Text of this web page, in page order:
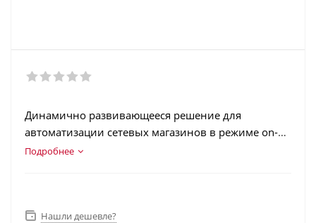
Динамично развивающееся решение для
автоматизации сетевых магазинов в режиме on-
line. Разработано на платформе 1С:Предприятие
Подробнее
Нашли дешевле?